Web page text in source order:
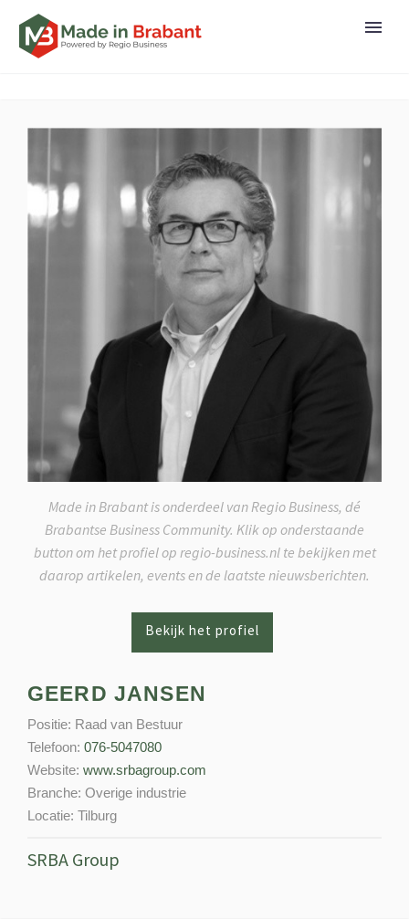
Made in Brabant is onderdeel van Regio Business, dé
Brabantse Business Community. Klik op onderstaande
button om het profiel op regio-business.nl te bekijken met
daarop artikelen, events en de laatste nieuwsberichten.
GEERD JANSEN
Positie: Raad van Bestuur
Telefoon: 076-5047080
Website: www.srbagroup.com
Branche: Overige industrie
Locatie: Tilburg
SRBA Group